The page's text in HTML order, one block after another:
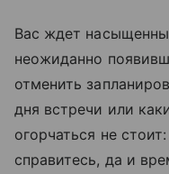
Вас ждет
неожиданно
отменить
дня встречи или
огорчаться не
справитесь, да и